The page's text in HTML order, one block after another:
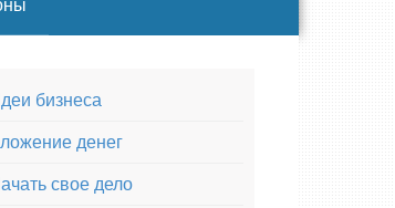
бизнеса
денег
свое дело